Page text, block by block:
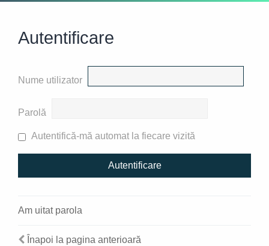
Autentificare
Nume utilizator
Parolă
Autentifică-mă automat la fiecare vizită
Am uitat parola
Înapoi la pagina anterioară